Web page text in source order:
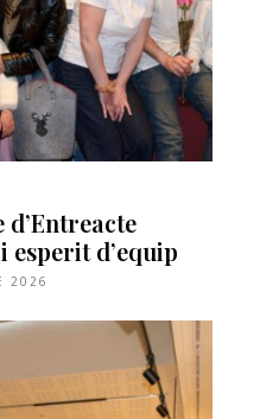
esperit d’equip
2026